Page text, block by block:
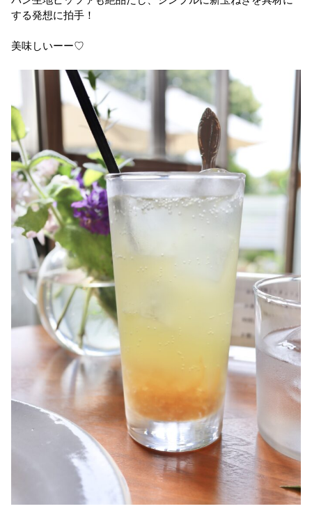
する発想に拍手！
美味しいーー♡